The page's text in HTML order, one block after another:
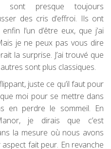
sont presque toujours
des cris d’effroi. Ils ont
l’un d’être eux, que j’ai
je ne peux pas vous dire
la surprise. J’ai trouvé que
sont plus classiques.
juste ce qu’il faut pour
moi pour se mettre dans
en perdre le sommeil. En
je dirais que c’est
la mesure où nous avons
fait peur. En revanche